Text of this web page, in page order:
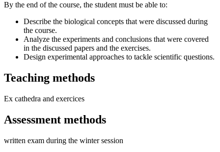
By the end of the course, the student must be able to:
Describe the biological concepts that were discussed during
the course.
Analyze the experiments and conclusions that were covered
in the discussed papers and the exercises.
Design experimental approaches to tackle scientific questions.
Teaching methods
Ex cathedra and exercices
Assessment methods
written exam during the winter session